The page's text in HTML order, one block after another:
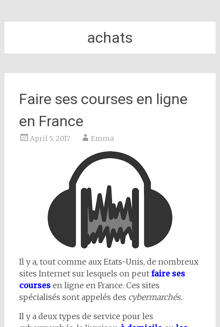
achats
Faire ses courses en ligne
en France
April 5, 2017 Emma
Il y a, tout comme aux Etats-Unis, de nombreux
sites Internet sur lesquels on peut faire ses
coursesen ligne en France. Ces sites
spécialisés sont appelés des cybermarchés.
Il y a deux types de service pour les